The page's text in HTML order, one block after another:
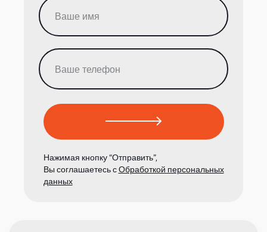
Нажимая кнопку “Отправить”,
Вы соглашаетесь сОбработкой персональных
данных